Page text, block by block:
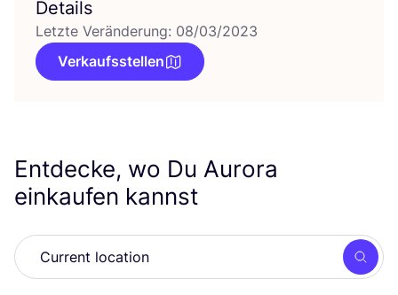
Details
Letzte Veränderung: 08/03/2023
Verkaufsstellen
Entdecke, wo Du Aurora
einkaufen kannst